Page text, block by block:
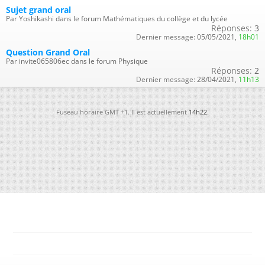
Sujet grand oral
Par Yoshikashi dans le forum Mathématiques du collège et du lycée
Réponses: 3
Dernier message: 05/05/2021, 18h01
Question Grand Oral
Par invite065806ec dans le forum Physique
Réponses: 2
Dernier message: 28/04/2021, 11h13
Fuseau horaire GMT +1. Il est actuellement14h22.